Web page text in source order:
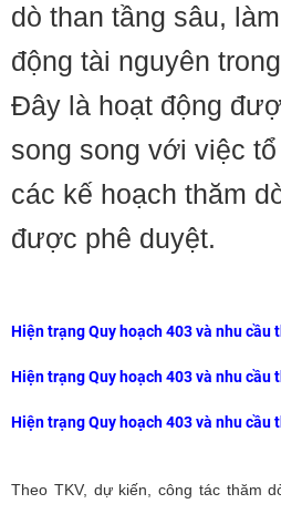
dò than tầng sâu,
động tài nguyên
Đây là hoạt động
song song với việc
các kế hoạch thăm
được phê duyệt.
Hiện trạng Quy hoạch 403 và nhu cầu
Hiện trạng Quy hoạch 403 và nhu cầu
Hiện trạng Quy hoạch 403 và nhu cầu
Theo TKV, dự kiến, công tác thăm